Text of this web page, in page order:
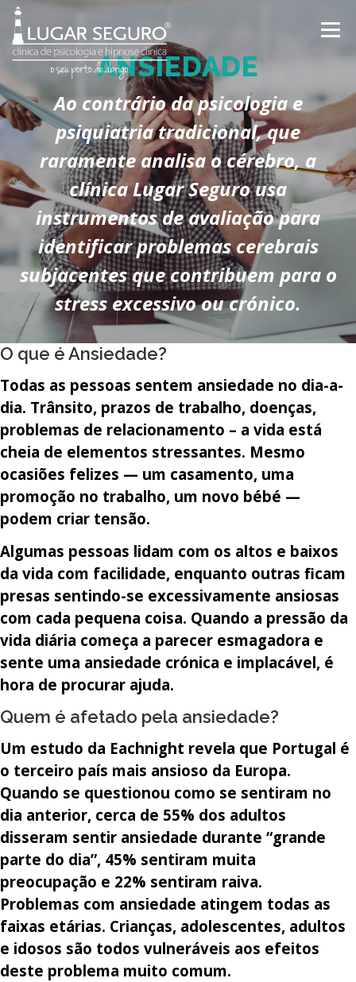
Saltar
para
conteúdo
Menu
QUEM SOMOS EVENTOS
PUBLICAÇÕES/REVISTAS TESTEMUNHOS
CONTACTOS
ANSIEDADE
Ao contrário da psicologia e
psiquiatria tradicional, que
raramente analisa o cérebro, a
clínica Lugar Seguro usa
instrumentos de avaliação para
identificar problemas cerebrais
subjacentes que contribuem para o
stress excessivo ou crónico.
O que é Ansiedade?
Todas as pessoas sentem ansiedade no dia-a-
dia. Trânsito, prazos de trabalho, doenças,
problemas de relacionamento – a vida está
cheia de elementos stressantes. Mesmo
ocasiões felizes — um casamento, uma
promoção no trabalho, um novo bébé —
podem criar tensão.
Algumas pessoas lidam com os altos e baixos
da vida com facilidade, enquanto outras ficam
presas sentindo-se excessivamente ansiosas
com cada pequena coisa. Quando a pressão da
vida diária começa a parecer esmagadora e
sente uma ansiedade crónica e implacável, é
hora de procurar ajuda.
Quem é afetado pela ansiedade?
Um estudo da Eachnight revela que Portugal é
o terceiro país mais ansioso da Europa.
Quando se questionou como se sentiram no
dia anterior, cerca de 55% dos adultos
disseram sentir ansiedade durante “grande
parte do dia”, 45% sentiram muita
preocupação e 22% sentiram raiva.
Problemas com ansiedade atingem todas as
faixas etárias. Crianças, adolescentes, adultos
e idosos são todos vulneráveis aos efeitos
deste problema muito comum.